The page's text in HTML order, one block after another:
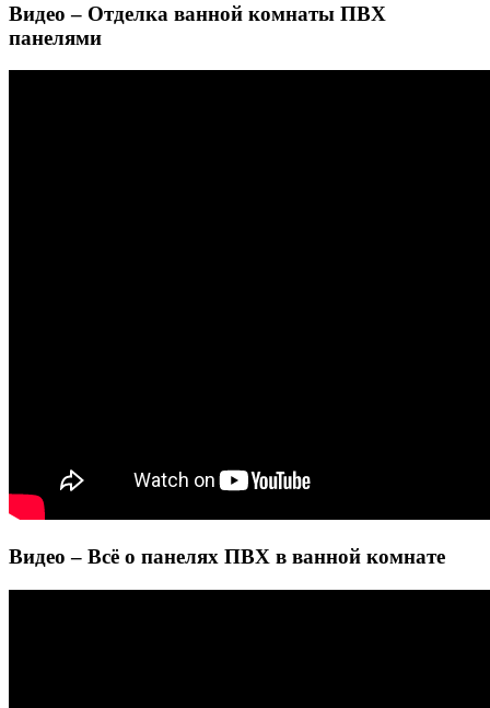
Видео – Отделка ванной комнаты ПВХ
панелями
Видео – Всё о панелях ПВХ в ванной комнате